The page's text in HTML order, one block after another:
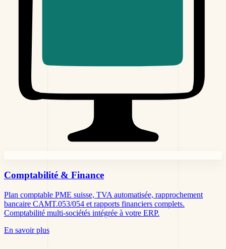
Comptabilité & Finance
Plan comptable PME suisse, TVA automatisée, rapprochement
bancaire CAMT.053/054 et rapports financiers complets.
Comptabilité multi-sociétés intégrée à votre ERP.
En savoir plus